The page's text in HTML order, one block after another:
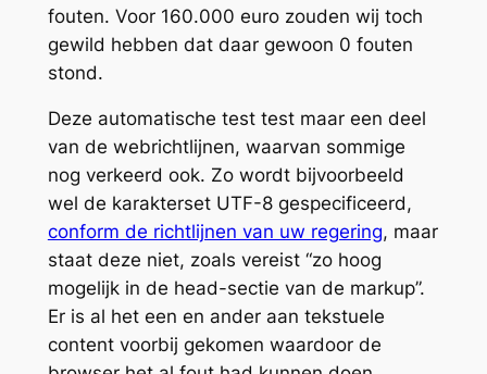
fouten. Voor 160.000 euro zouden wij toch
gewild hebben dat daar gewoon 0 fouten
stond.
Deze automatische test test maar een deel
van de webrichtlijnen, waarvan sommige
nog verkeerd ook. Zo wordt bijvoorbeeld
wel de karakterset UTF-8 gespecificeerd,
conform de richtlijnen van uw regering, maar
staat deze niet, zoals vereist “zo hoog
mogelijk in de head-sectie van de markup”.
Er is al het een en ander aan tekstuele
content voorbij gekomen waardoor de